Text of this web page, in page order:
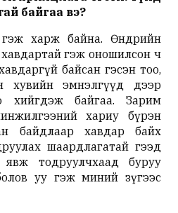
байгаа вэ?
гэж харж байна. Өнөөдрийн
гэж оношилсон ч
байсан гэсэн тоо,
хувийн эмнэлгүүд дээр
хийгдэж байгаа. Зарим
хариу бүрэн
байдлаар хавдар байх
шаардлагатай гээд
явж тодруулчхаад буруу
уу гэж миний зүгээс